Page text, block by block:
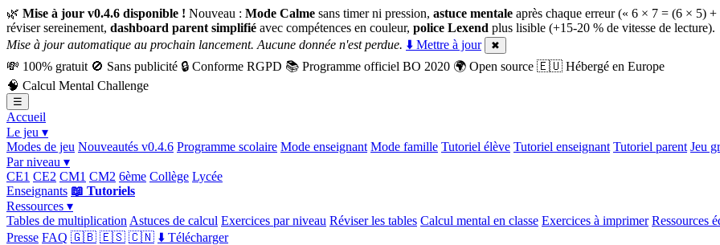
🌿 Mise à jour v0.4.6 disponible ! Nouveau : Mode Calme sans timer ni pression, astuce mentale après chaque erreur (« 6 × 7 = (6 × 5)
réviser sereinement, dashboard parent simplifié avec compétences en couleur, police Lexend plus lisible (+15-20 % de vitesse de lecture).
Mise à jour automatique au prochain lancement. Aucune donnée n'est perdue. ⬇️ Mettre à jour ✖
💸 100% gratuit 🚫 Sans publicité 🔒 Conforme RGPD 📚 Programme officiel BO 2020 🌍 Open source 🇪🇺 Hébergé en Europe
🧠 Calcul Mental Challenge
☰
Accueil
Le jeu ▾
Modes de jeu Nouveautés v0.4.6 Programme scolaire Mode enseignant Mode famille Tutoriel élève Tutoriel enseignant Tutoriel parent Jeu
Par niveau ▾
CE1 CE2 CM1 CM2 6ème Collège Lycée
Enseignants 📖 Tutoriels
Ressources ▾
Tables de multiplication Astuces de calcul Exercices par niveau Réviser les tables Calcul mental en classe Exercices à imprimer Ressources
Presse FAQ 🇬🇧 🇪🇸 🇨🇳 ⬇️ Télécharger